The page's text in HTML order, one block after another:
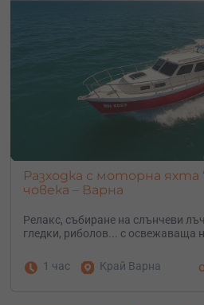
Разходка с моторна яхта
човека – Варна
Релакс, събиране на слънчеви
гледки, риболов... с освежаваща
1 час Край Варна